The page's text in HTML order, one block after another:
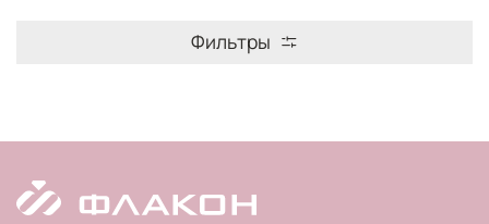
Фильтры